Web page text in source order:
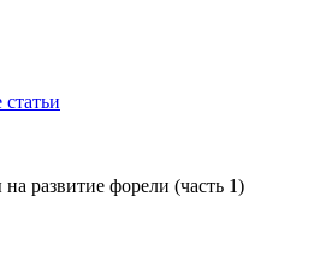
развитие форели (часть 1)